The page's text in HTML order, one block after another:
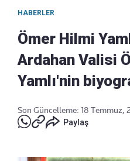
HABERLER
Ömer Hilmi
Ardahan Valisi
Yamlı'nin
Son Güncelleme: 18 Temmuz,
Paylaş